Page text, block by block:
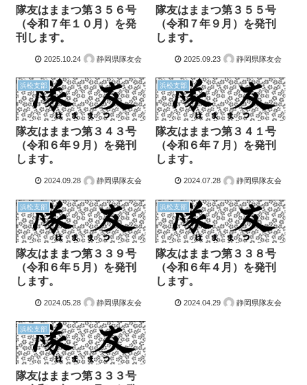
隊友はままつ第３５６号
（令和７年１０月）を発
刊します。
2025.10.24 静岡県隊友会
隊友はままつ第３５５号
（令和７年９月）を発刊
します。
2025.09.23 静岡県隊友会
浜松支部
隊友はままつ第３４３号
（令和６年９月）を発刊
します。
2024.09.28 静岡県隊友会
浜松支部
隊友はままつ第３４１号
（令和６年７月）を発刊
します。
2024.07.28 静岡県隊友会
浜松支部
隊友はままつ第３３９号
（令和６年５月）を発刊
します。
2024.05.28 静岡県隊友会
浜松支部
隊友はままつ第３３８号
（令和６年４月）を発刊
します。
2024.04.29 静岡県隊友会
浜松支部
隊友はままつ第３３３号